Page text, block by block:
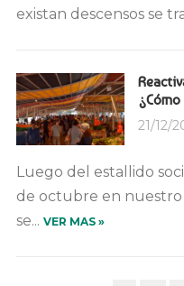
existan descensos se
21/12/
Luego del estallido
de octubre en nuestro
se... VER MAS »